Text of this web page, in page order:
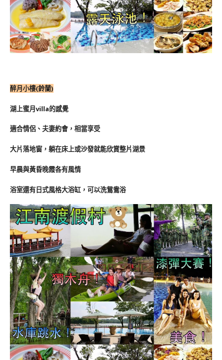
醉月小樓(鈴蘭)
湖上蜜月villa的感覺
適合情侶、夫妻約會，相當享受
大片落地窗，躺在床上或沙發就能欣賞整片湖景
早晨與黃昏晚霞各有風情
浴室還有日式風格大浴缸，可以洗鴛鴦浴